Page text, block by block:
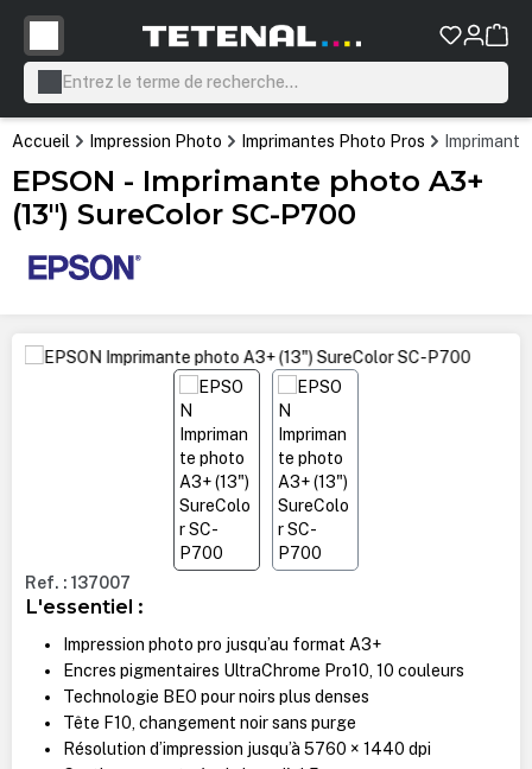
principal
Accueil Impression Photo Imprimantes Photo Pros
EPSON - Imprimante photo A3+
(13") SureColor SC-P700
Ignorer la galerie d'images
Ref. : 137007
L'essentiel :
Impression photo pro jusqu’au format A3+
Encres pigmentaires UltraChrome Pro10, 10 couleurs
Technologie BEO pour noirs plus denses
Tête F10, changement noir sans purge
Résolution d’impression jusqu’à 5760 × 1440 dpi